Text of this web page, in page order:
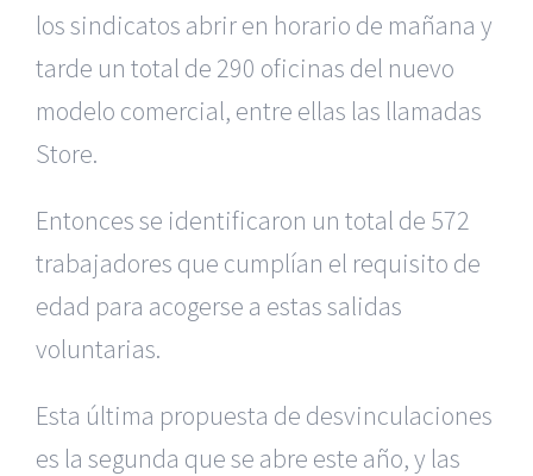
los sindicatos abrir en horario de mañana y
tarde un total de 290 oficinas del nuevo
modelo comercial, entre ellas las llamadas
Store.
Entonces se identificaron un total de 572
trabajadores que cumplían el requisito de
edad para acogerse a estas salidas
voluntarias.
Esta última propuesta de desvinculaciones
es la segunda que se abre este año, y las